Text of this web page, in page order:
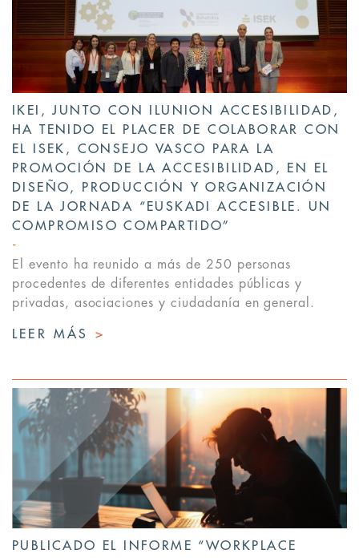
IKEI, JUNTO CON ILUNION ACCESIBILIDAD,
HA TENIDO EL PLACER DE COLABORAR CON
EL ISEK, CONSEJO VASCO PARA LA
PROMOCIÓN DE LA ACCESIBILIDAD, EN EL
DISEÑO, PRODUCCIÓN Y ORGANIZACIÓN
DE LA JORNADA “EUSKADI ACCESIBLE. UN
COMPROMISO COMPARTIDO”
El evento ha reunido a más de 250 personas
procedentes de diferentes entidades públicas y
privadas, asociaciones y ciudadanía en general.
LEER MÁS >
PUBLICADO EL INFORME “WORKPLACE